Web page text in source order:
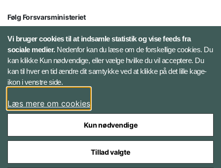
Følg Forsvarsministeriet
X
LinkedIn
Instagram
Vi bruger cookies til at indsamle statistik og vise feeds fra
sociale medier.Nedenfor kan du læse om de forskellige cookies. Du
kan klikke Kun nødvendige, eller vælge hvilke du vil acceptere. Du
kan til hver en tid ændre dit samtykke ved at klikke på det lille kage-
ikon i venstre side.
Læs mere om cookies
Kun nødvendige
Tillad valgte